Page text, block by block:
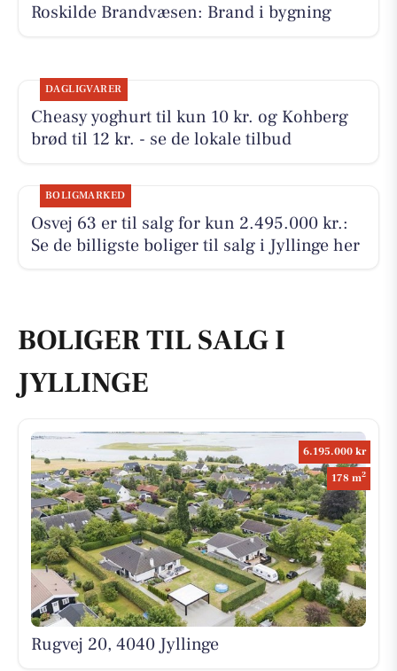
Roskilde Brandvæsen: Brand i bygning
DAGLIGVARER
Cheasy yoghurt til kun 10 kr. og Kohberg
brød til 12 kr. - se de lokale tilbud
BOLIGMARKED
Osvej 63 er til salg for kun 2.495.000 kr.:
Se de billigste boliger til salg i Jyllinge her
BOLIGER TIL SALG I
JYLLINGE
6.195.000 kr
178 m2
Rugvej 20, 4040 Jyllinge